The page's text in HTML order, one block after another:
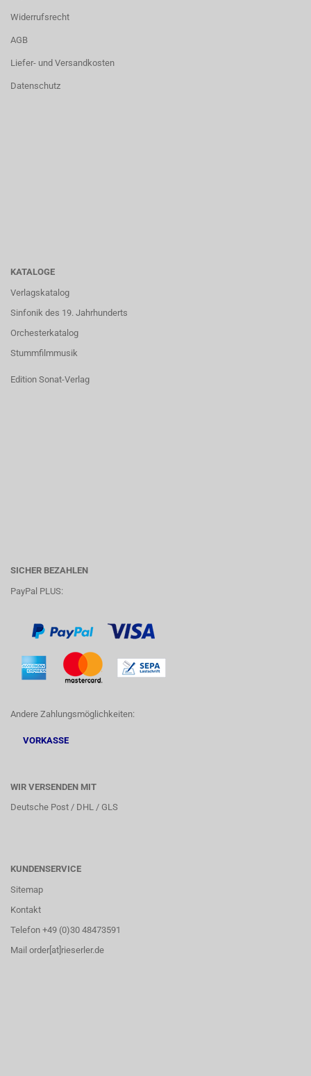
Widerrufsrecht
AGB
Liefer- und Versandkosten
Datenschutz
KATALOGE
Verlagskatalog
Sinfonik des 19. Jahrhunderts
Orchesterkatalog
Stummfilmmusik
Edition Sonat-Verlag
SICHER BEZAHLEN
PayPal PLUS:
Andere Zahlungsmöglichkeiten:
VORKASSE
WIR VERSENDEN MIT
Deutsche Post / DHL / GLS
KUNDENSERVICE
Sitemap
Kontakt
Telefon +49 (0)30 48473591
Mail order[at]rieserler.de